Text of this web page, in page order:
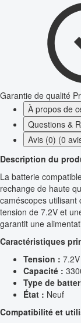
Garantie de qualité
À propos de
Questions &
Avis (0) (0
Description du
La batterie
rechange de haute
caméscopes utilisant
tension de 7.2V et
garantit une
Caractéristiques
Tension : 7.2V
Capacité :
Type de
État : Neuf
Compatibilité et